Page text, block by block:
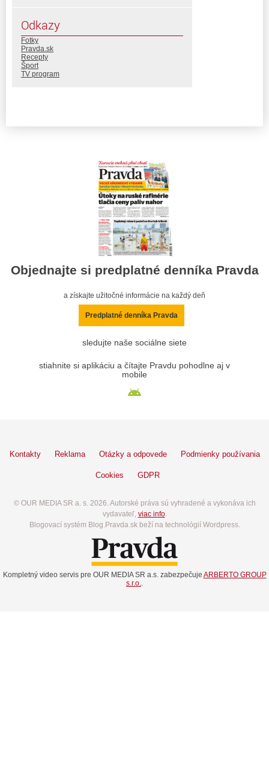
Odkazy
Fotky
Pravda.sk
Recepty
Šport
TV program
Objednajte si predplatné denníka Pravda
a získajte užitočné informácie na každý deň
Predplatné denníka Pravda
sledujte naše sociálne siete
stiahnite si aplikáciu a čítajte Pravdu pohodlne aj v
mobile
Kontakty Reklama Otázky a odpovede Podmienky používania
Cookies GDPR
© OUR MEDIA SR a. s. 2026. Autorské práva sú vyhradené a vykonáva ich
vydavateľ, viac info.
Blogovací systém Blog.Pravda.sk beží na technológií Wordpress.
Kompletný video servis pre OUR MEDIA SR a.s. zabezpečuje ARBERTO GROUP
s.r.o.